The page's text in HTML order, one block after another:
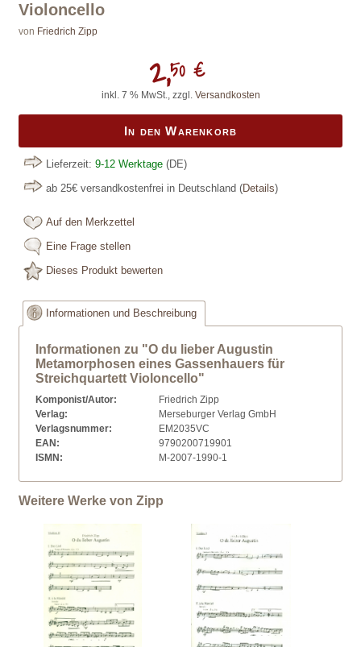
Violoncello
von Friedrich Zipp
2,50 €
inkl. 7 % MwSt., zzgl. Versandkosten
In den Warenkorb
Lieferzeit: 9-12 Werktage (DE)
ab 25€ versandkostenfrei in Deutschland (Details)
Auf den Merkzettel
Eine Frage stellen
Dieses Produkt bewerten
Informationen und Beschreibung
Informationen zu "O du lieber Augustin
Metamorphosen eines Gassenhauers für
Streichquartett Violoncello"
Komponist/Autor:
Friedrich Zipp
Verlag:
Merseburger Verlag GmbH
Verlagsnummer:
EM2035VC
EAN:
9790200719901
ISMN:
M-2007-1990-1
Weitere Werke von Zipp